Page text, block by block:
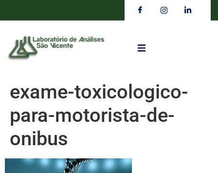
exame-toxicologico-
para-motorista-de-
onibus